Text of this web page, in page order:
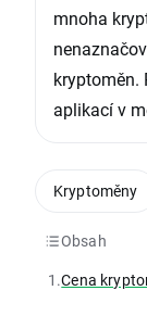
mnoha
kryptoměn.
aplikací v
Obsah
1.Cena
Kryptoměny